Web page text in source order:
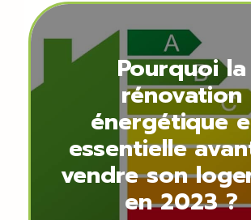
Pourquoi la
rénovation
énergétique
essentielle
vendre son
en 2023 ?